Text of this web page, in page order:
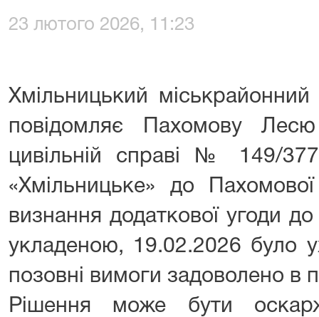
23 лютого 2026, 11:23
Хмільницький міськрайонний
повідомляє Пахомову
цивільній справі № 149/
«Хмільницьке» до
визнання додаткової угоди
укладеною, 19.02.2026 було
позовні вимоги задоволено в
Рішення може бути